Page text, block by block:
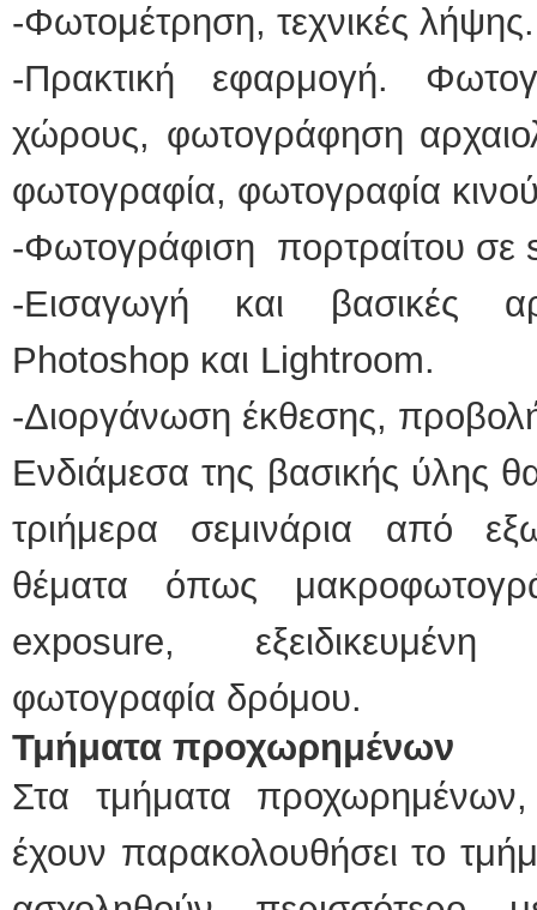
-Φωτομέτρηση, τεχνικές
-Πρακτική εφαρμογή.
χώρους, φωτογράφηση
φωτογραφία, φωτογραφία
-Φωτογράφιση πορτραίτου σε
-Εισαγωγή και βασικές
Photoshop και Lightroom.
-Διοργάνωση έκθεσης,
Ενδιάμεσα της βασικής ύλης
τριήμερα σεμινάρια από
θέματα όπως
exposure,
φωτογραφία δρόμου.
Τμήματα προχωρημένων
Στα τμήματα
έχουν παρακολουθήσει το